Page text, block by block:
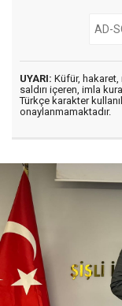
UYARI: Küfür,
saldırı içeren, imla
Türkçe karakter
onaylanmamaktadır.